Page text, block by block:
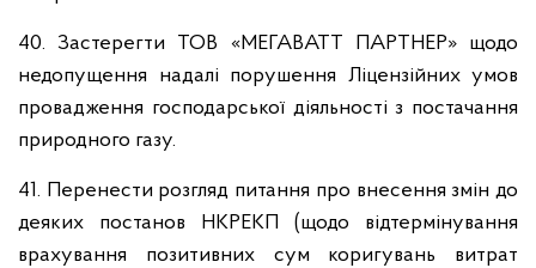
40. Застерегти ТОВ «МЕГАВАТТ ПАРТНЕР» щодо
недопущення надалі порушення Ліцензійних умов
провадження господарської діяльності з постачання
природного газу.
41. Перенести розгляд питання про внесення змін до
деяких постанов НКРЕКП (щодо відтермінування
врахування позитивних сум коригувань витрат